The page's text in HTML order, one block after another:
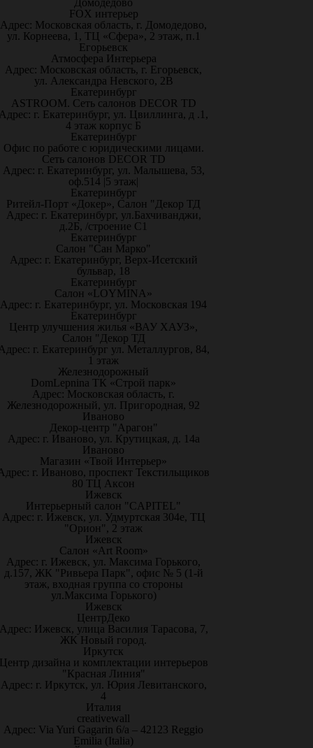
Домодедово
FOX интерьер
Адрес: Московская область, г. Домодедово,
ул. Корнеева, 1, ТЦ «Сфера», 2 этаж, п.1
Егорьевск
Атмосфера Интерьера
Адрес: Московская область, г. Егорьевск,
ул. Александра Невского, 2В
Екатеринбург
ASTROOM. Сеть салонов DECOR TD
г. Екатеринбург, ул. Цвиллинга, д .1,
4 этаж корпус Б
Екатеринбург
Офис по работе с юридическими лицами.
Сеть салонов DECOR TD
Адрес: г. Екатеринбург, ул. Малышева, 53,
оф.514 |5 этаж|
Екатеринбург
Ритейл-Порт «Докер», Салон "Декор ТД
Адрес: г. Екатеринбург, ул.Бахчиванджи,
д.2Б, /строение С1
Екатеринбург
Салон "Сан Марко"
Адрес: г. Екатеринбург, Верх-Исетский
бульвар, 18
Екатеринбург
Салон «LOYMINA»
Адрес: г. Екатеринбург, ул. Московская 194
Екатеринбург
Центр улучшения жилья «ВАУ ХАУЗ»,
Салон "Декор ТД
г. Екатеринбург ул. Металлургов, 84,
1 этаж
Железнодорожный
DomLepnina ТК «Строй парк»
Адрес: Московская область, г.
Железнодорожный, ул. Пригородная, 92
Иваново
Декор-центр "Арагон"
Адрес: г. Иваново, ул. Крутицкая, д. 14а
Иваново
Магазин «Твой Интерьер»
г. Иваново, проспект Текстильщиков
80 ТЦ Аксон
Ижевск
Интерьерный салон "CAPITEL"
Адрес: г. Ижевск, ул. Удмуртская 304е, ТЦ
"Орион", 2 этаж
Ижевск
Салон «Art Room»
Адрес: г. Ижевск, ул. Максима Горького,
д.157, ЖК "Ривьера Парк", офис № 5 (1-й
этаж, входная группа со стороны
ул.Максима Горького)
Ижевск
ЦентрДеко
Ижевск, улица Василия Тарасова, 7,
ЖК Новый город.
Иркутск
дизайна и комплектации интерьеров
"Красная Линия"
Адрес: г. Иркутск, ул. Юрия Левитанского,
4
Италия
creativewall
Адрес: Via Yuri Gagarin 6/a – 42123 Reggio
Emilia (Italia)